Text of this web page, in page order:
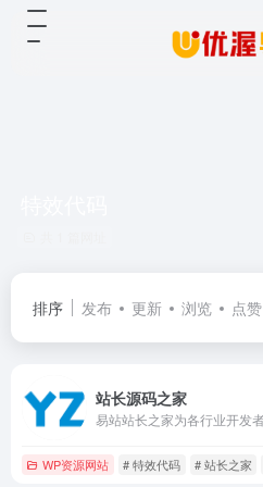
排序 发布 更新 浏览 点赞
站长源码之家
WP资源网站 # 特效代码 # 站长之家